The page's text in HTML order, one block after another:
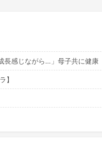
長感じながら…」母子共に健康
】